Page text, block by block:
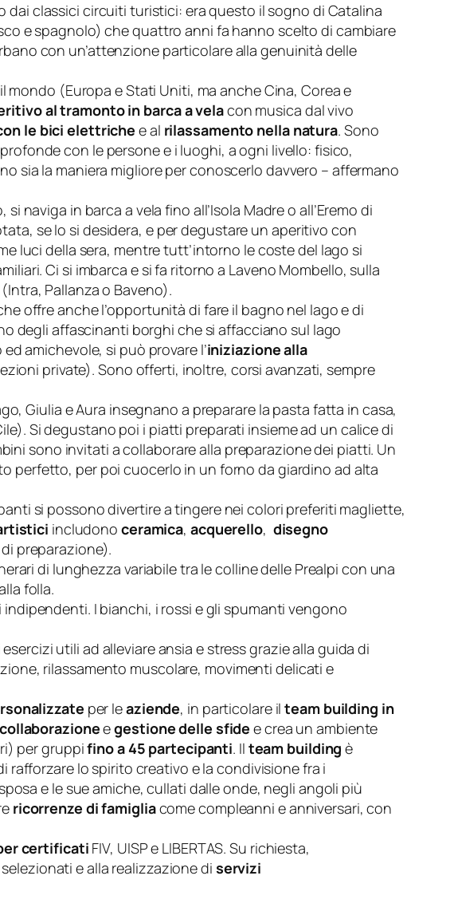
classici circuiti turistici: era questo il sogno di Catalina
e spagnolo) che quattro anni fa hanno scelto di cambiare
con un’attenzione particolare alla genuinità delle
(Europa e Stati Uniti, ma anche Cina, Corea e
al tramonto in barca a velacon musica dal vivo
le bici elettriche e al rilassamento nella natura. Sono
con le persone e i luoghi, a ogni livello: fisico,
sia la maniera migliore per conoscerlo davvero – affermano
naviga in barca a vela fino all’Isola Madre o all’Eremo di
se lo si desidera, e per degustare un aperitivo con
luci della sera, mentre tutt’intorno le coste del lago si
Ci si imbarca e si fa ritorno a Laveno Mombello, sulla
Pallanza o Baveno).
offre anche l’opportunità di fare il bagno nel lago e di
degli affascinanti borghi che si affacciano sul lago
amichevole, si può provare l’iniziazione alla
private). Sono offerti, inoltre, corsi avanzati, sempre
Giulia e Aura insegnano a preparare la pasta fatta in casa,
Si degustano poi i piatti preparati insieme ad un calice di
sono invitati a collaborare alla preparazione dei piatti. Un
perfetto, per poi cuocerlo in un forno da giardino ad alta
si possono divertire a tingere nei colori preferiti magliette,
i includono ceramica, acquerello, disegno
preparazione).
di lunghezza variabile tra le colline delle Prealpi con una
folla.
I bianchi, i rossi e gli spumanti vengono
utili ad alleviare ansia e stress grazie alla guida di
rilassamento muscolare, movimenti delicati e
per leaziende, in particolare ilteam building in
egestione delle sfide e crea un ambiente
per gruppifino a 45 partecipanti. Il team building è
rafforzare lo spirito creativo e la condivisione fra i
e le sue amiche, cullati dalle onde, negli angoli più
ricorrenze di famigliacome compleanni e anniversari, con
certificati FIV, UISP e LIBERTAS. Su richiesta,
e alla realizzazione di servizi